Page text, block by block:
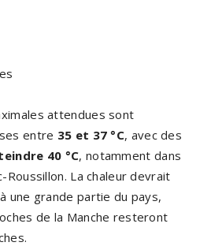
attendues sont
entre 35 et 37 °C, avec des
40 °C, notamment dans
La chaleur devrait
une grande partie du pays,
de la Manche resteront